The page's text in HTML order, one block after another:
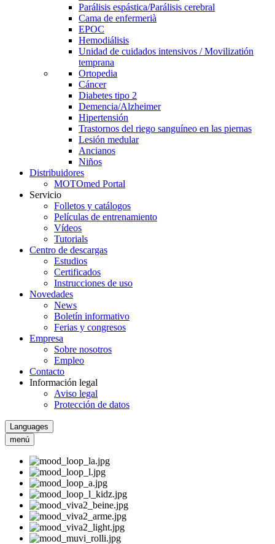
Parálisis espástica/Parálisis cerebral
Cama de enfermerià
EPOC
Hemodiálisis
Unidad de cuidados intensivos / Movilizatión
temprana
Ortopedia
Cáncer
Diabetes tipo 2
Demencia/Alzheimer
Hipertensión
Trastornos del riego sanguíneo en las piernas
Lesión medular
Ancianos
Niños
Distribuidores
MOTOmed Portal
Servicio
Folletos y catálogos
Películas de entrenamiento
Vídeos
Tutorials
Centro de descargas
Estudios
Certificados
Instrucciones de uso
Novedades
News
Boletín informativo
Ferias y congresos
Empresa
Sobre nosotros
Empleo
Contacto
Información legal
Aviso legal
Protección de datos
Languages
menú